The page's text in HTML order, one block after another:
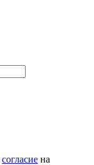
согласие на